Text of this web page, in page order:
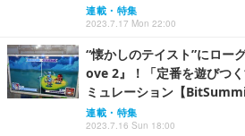
連載・特集
2023.7.17 Mon 22:00
“懐かしのテイスト”にロー
ove 2』！「定番を遊びつ
ミュレーション【
連載・特集
2023.7.16 Sun 18:00